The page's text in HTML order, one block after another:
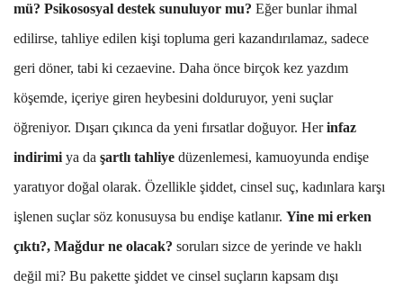
mü? Psikososyal destek sunuluyor mu? Eğer bunlar ihmal
edilirse, tahliye edilen kişi topluma geri kazandırılamaz, sadece
geri döner, tabi ki cezaevine. Daha önce birçok kez yazdım
köşemde, içeriye giren heybesini dolduruyor, yeni suçlar
öğreniyor. Dışarı çıkınca da yeni fırsatlar doğuyor. Herinfaz
indirimi ya da şartlı tahliye düzenlemesi, kamuoyunda endişe
yaratıyor doğal olarak. Özellikle şiddet, cinsel suç, kadınlara karşı
işlenen suçlar söz konusuysa bu endişe katlanır. Yine mi erken
çıktı?, Mağdur ne olacak? soruları sizce de yerinde ve haklı
değil mi? Bu pakette şiddet ve cinsel suçların kapsam dışı